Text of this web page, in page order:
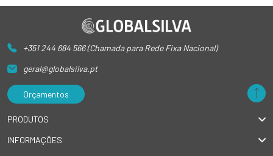
+351 244 684 566 (Chamada para Rede Fixa Nacional)
geral@globalsilva.pt
Orçamentos
PRODUTOS
INFORMAÇÕES